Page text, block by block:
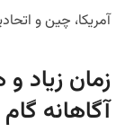
آمریکا، چین و
زمان زیاد و
آگاهانه گام